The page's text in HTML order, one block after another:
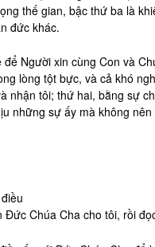
thế gian, bậc thứ ba là
đức khác.
Người xin cùng Con và
lòng tột bực, và cả khó
nhận tôi; thứ hai, bằng sự
những sự ấy mà không
Chúa Cha cho tôi, rồi